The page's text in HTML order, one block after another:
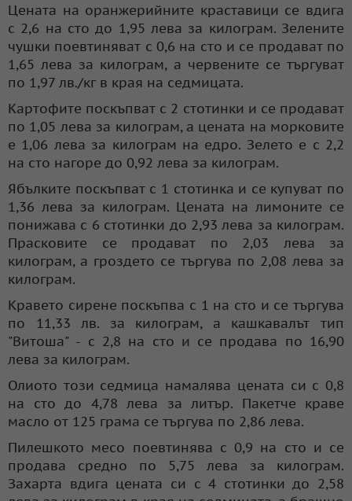
Цената на оранжерийните краставици се вдига
с 2,6 на сто до 1,95 лева за килограм. Зелените
чушки поевтиняват с 0,6 на сто и се продават по
1,65 лева за килограм, а червените се търгуват
по 1,97 лв./кг в края на седмицата.
Картофите поскъпват с 2 стотинки и се продават
по 1,05 лева за килограм, а цената на морковите
е 1,06 лева за килограм на едро. Зелето е с 2,2
на сто нагоре до 0,92 лева за килограм.
Ябълките поскъпват с 1 стотинка и се купуват по
1,36 лева за килограм. Цената на лимоните се
понижава с 6 стотинки до 2,93 лева за килограм.
Прасковите се продават по 2,03 лева за
килограм, а гроздето се търгува по 2,08 лева за
килограм.
Кравето сирене поскъпва с 1 на сто и се търгува
по 11,33 лв. за килограм, а кашкавалът тип
"Витоша" - с 2,8 на сто и се продава по 16,90
лева за килограм.
Олиото този седмица намалява цената си с 0,8
на сто до 4,78 лева за литър. Пакетче краве
масло от 125 грама се търгува по 2,86 лева.
Пилешкото месо поевтинява с 0,9 на сто и се
продава средно по 5,75 лева за килограм.
Захарта вдига цената си с 4 стотинки до 2,58